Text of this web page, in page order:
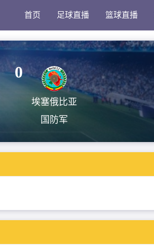
首页 足球直播 篮球直播
0
埃塞俄比亚
国防军